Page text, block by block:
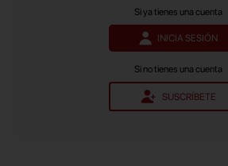
Si ya tienes una cuenta
INICIA SESIÓN
Si no tienes una cuenta
SUSCRÍBETE